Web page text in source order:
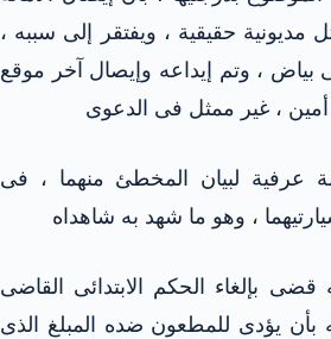
مديونية حقيقية ، ويفتقر إلى سببه ،
بياض ، وتم إيداعه وإيصال آخر موقع
، غير ممثل فى الدعوى
عرفية لبيان المخطئ منهما ، فى
، وهو ما شهد به شاهداه
قضى بإلغاء الحكم الابتدائى القاضى
يؤدى للمطعون ضده المبلغ الذى